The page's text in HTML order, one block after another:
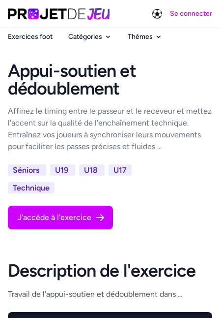
Se connecter
Exercices foot Catégories Thèmes
Appui-soutien et
dédoublement
Affinez le timing entre le passeur et le receveur et mettez
l'accent sur la qualité de l'enchaînement technique.
Entraînez vos joueurs à synchroniser leurs mouvements
pour faciliter les passes précises et fluides ...
Séniors U19 U18
U17
Technique
J'accède à l'exercice
Description de l'exercice
Travail de l’appui-soutien et dédoublement dans ...
.